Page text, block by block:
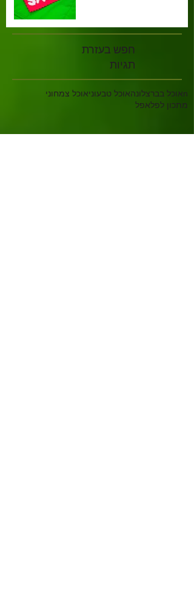
חפש בעזרת
תגיות
nאוכל בברצלונהאוכל טבעוניאוכל צמחוני
מתכון לפלאפל